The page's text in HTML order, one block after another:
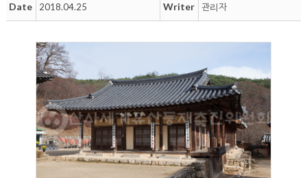
Date 2018.04.25 Writer 관리자